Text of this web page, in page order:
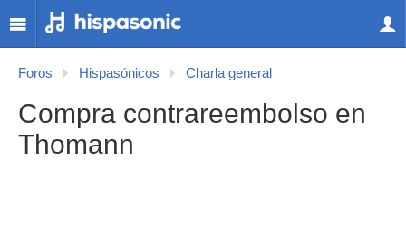
Foros Hispasónicos Charla general
Compra contrareembolso en
Thomann